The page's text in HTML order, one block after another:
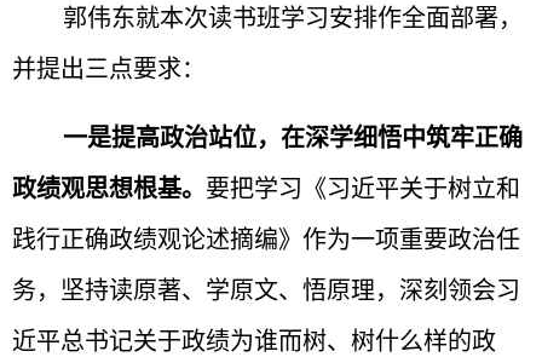
郭伟东就本次读书班学习安排作全面部署，
并提出三点要求：
一是提高政治站位，在深学细悟中筑牢正确
政绩观思想根基。 要把学习《习近平关于树立和
践行正确政绩观论述摘编》作为一项重要政治任
务，坚持读原著、学原文、悟原理，深刻领会习
近平总书记关于政绩为谁而树、树什么样的政